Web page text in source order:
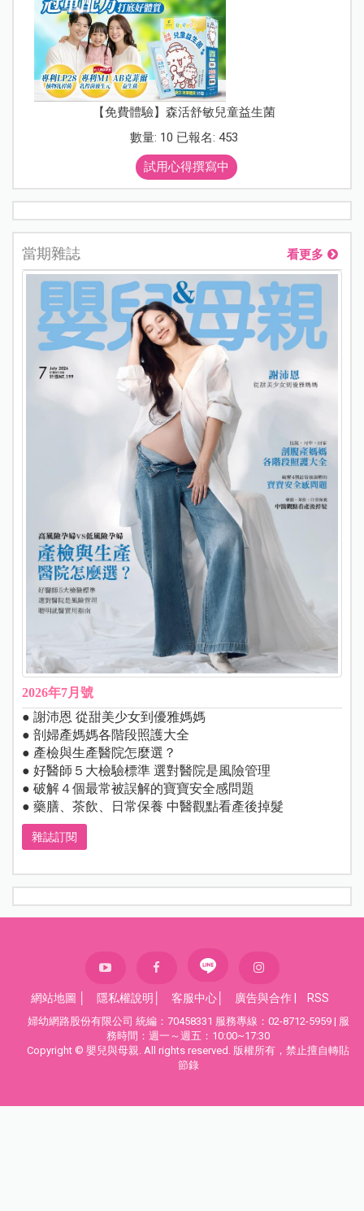
【免費體驗】森活舒敏兒童益生菌
數量: 10 已報名: 453
試用心得撰寫中
當期雜誌 看更多
2026年7月號
● 謝沛恩 從甜美少女到優雅媽媽
● 剖婦產媽媽各階段照護大全
● 產檢與生產醫院怎麼選？
● 好醫師５大檢驗標準 選對醫院是風險管理
● 破解４個最常被誤解的寶寶安全感問題
● 藥膳、茶飲、日常保養 中醫觀點看產後掉髮
雜誌訂閱
網站地圖 隱私權說明 客服中心 廣告與合作 RSS
婦幼網路股份有限公司 統編：70458331 服務專線：02-8712-5959 | 服
務時間：週一～週五：10:00~17:30
Copyright © 嬰兒與母親. All rights reserved. 版權所有，禁止擅自轉貼
節錄